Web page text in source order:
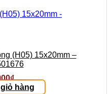
(H05) 15x20mm –
₫
hàng